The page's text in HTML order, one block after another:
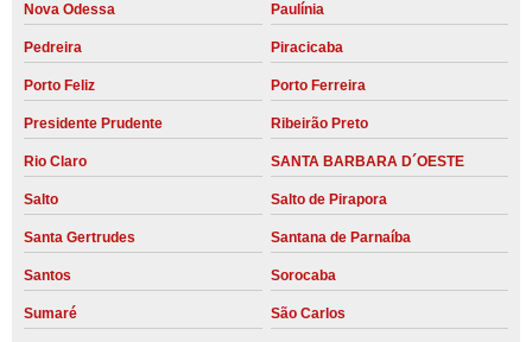
Nova Odessa Paulínia
Pedreira Piracicaba
Porto Feliz Porto Ferreira
Presidente Prudente Ribeirão Preto
Rio Claro SANTA BARBARA D´OESTE
Salto Salto de Pirapora
Santa Gertrudes Santana de Parnaíba
Santos Sorocaba
Sumaré São Carlos